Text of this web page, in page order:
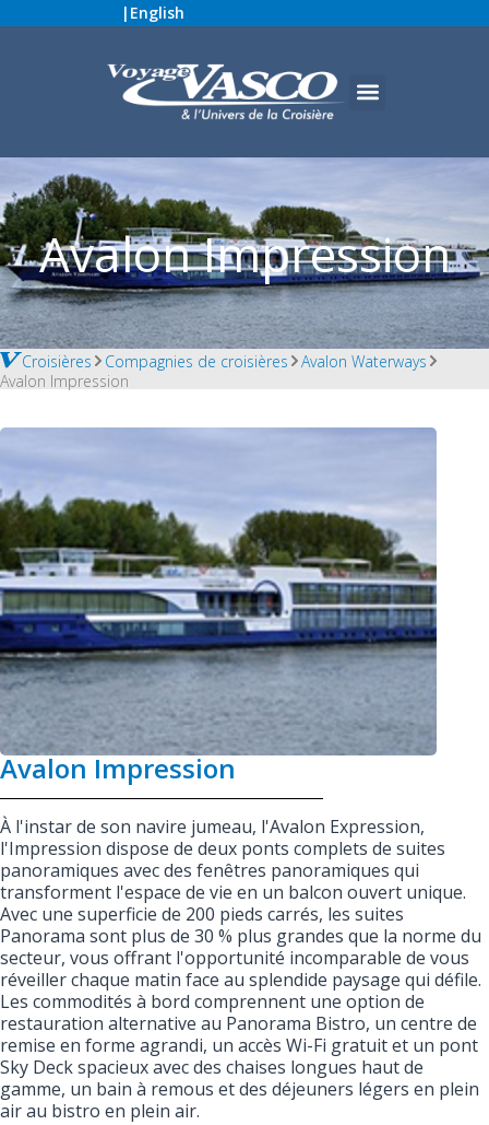
| English
Avalon Impression
Croisières Compagnies de croisières
Avalon Waterways
Avalon Impression
Avalon Impression
À l'instar de son navire jumeau, l'Avalon Expression,
l'Impression dispose de deux ponts complets de suites
panoramiques avec des fenêtres panoramiques qui
transforment l'espace de vie en un balcon ouvert unique.
Avec une superficie de 200 pieds carrés, les suites
Panorama sont plus de 30 % plus grandes que la norme du
secteur, vous offrant l'opportunité incomparable de vous
réveiller chaque matin face au splendide paysage qui défile.
Les commodités à bord comprennent une option de
restauration alternative au Panorama Bistro, un centre de
remise en forme agrandi, un accès Wi-Fi gratuit et un pont
Sky Deck spacieux avec des chaises longues haut de
gamme, un bain à remous et des déjeuners légers en plein
air au bistro en plein air.